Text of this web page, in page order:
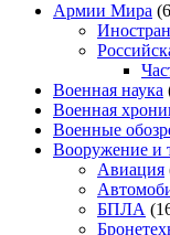
Армии Мира
Военная наука
Военная
Военные
Вооружение и
Авиация
БПЛА